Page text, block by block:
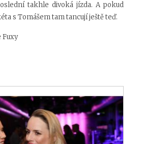
takhle divoká jízda. A pokud
s Tomášem tam tancují ještě teď.
Fuxy